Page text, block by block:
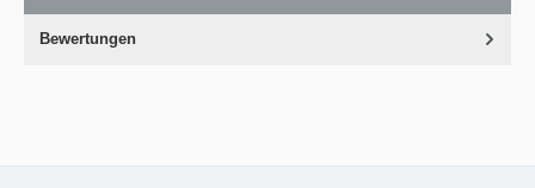
Bewertungen